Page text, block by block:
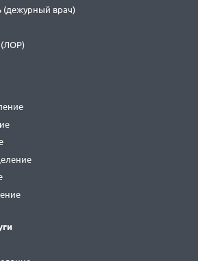
врач)
(ЛОР)